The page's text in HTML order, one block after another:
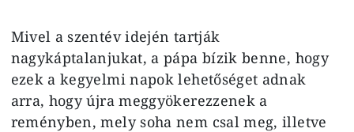
Mivel a szentév idején tartják
nagykáptalanjukat, a pápa bízik benne, hogy
ezek a kegyelmi napok lehetőséget adnak
arra, hogy újra meggyökerezzenek a
reményben, mely soha nem csal meg, illetve